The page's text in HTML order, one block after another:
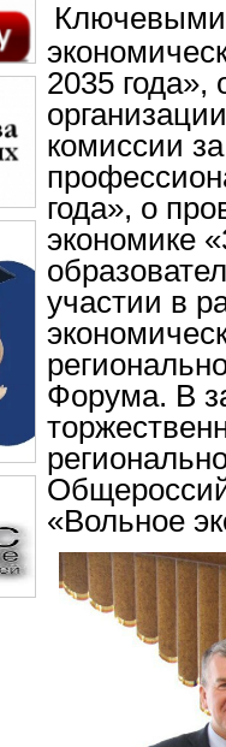
Ключевыми
2035
комиссии
года», о
экономике
участии в
Форума. В
«Вольное